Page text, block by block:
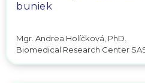
buniek
Mgr. Andrea Holíčková, PhD.
Biomedical Research Center